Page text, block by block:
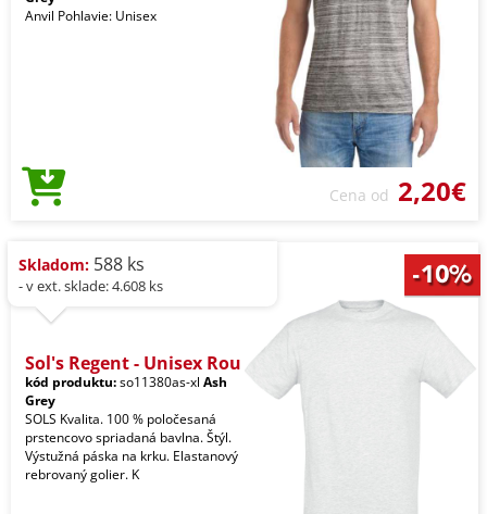
Anvil Pohlavie: Unisex
Cena od 2,20€
Skladom: 588 ks
- v ext. sklade: 4.608 ks
Sol's Regent - Unisex Rou
kód produktu:so11380as-xl Ash
Grey
SOLS Kvalita. 100 % poločesaná
prstencovo spriadaná bavlna. Štýl.
Výstužná páska na krku. Elastanový
rebrovaný golier. K